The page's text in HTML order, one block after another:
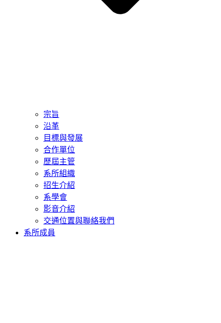
宗旨
沿革
目標與發展
合作單位
歷屆主管
系所組織
招生介紹
系學會
影音介紹
交通位置與聯絡我們
系所成員